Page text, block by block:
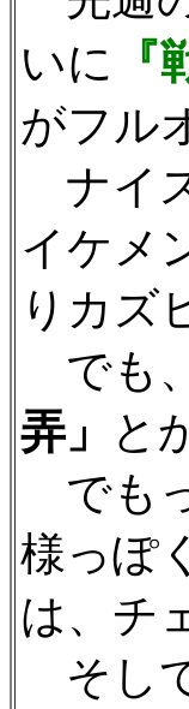
いに
がフル
ナイ
イケメ
りカズ
でも、
弄」
と
でも
様っぽ
は、チ
そし